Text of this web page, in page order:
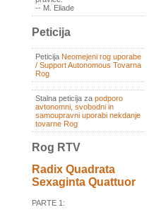
-- M. Eliade
Peticija
Peticija Neomejeni rog uporabe
/ Support Autonomous Tovarna
Rog
Stalna peticija za podporo
avtonomni, svobodni in
samoupravni uporabi nekdanje
tovarne Rog
Rog RTV
Radix Quadrata
Sexaginta Quattuor
PARTE 1: